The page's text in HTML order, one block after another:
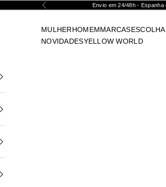
Anterior Envio em 24/48h -
MULHERHOMEMMARCAS
NOVIDADESYELLOW WORLD